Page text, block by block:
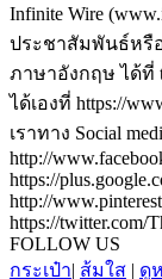
Infinite Wire
ประชาสัมพันธ์หรื
ภาษาอังกฤษ ได้ที่
ได้เองที่ https://
เราทาง Social
http://
https://
http://
https://twitter.com/
FOLLOW US
กระเป๋า| ส้มใส | ดู